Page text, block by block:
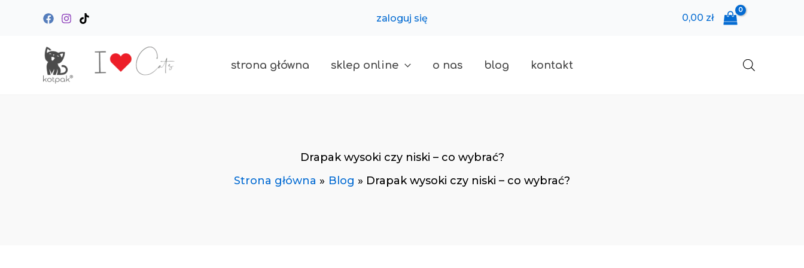
zaloguj się 0,00 zł
strona główna sklep online o nas blog kontakt
Drapak wysoki czy niski – co wybrać?
Strona główna
Blog Drapak wysoki czy niski – co wybrać?